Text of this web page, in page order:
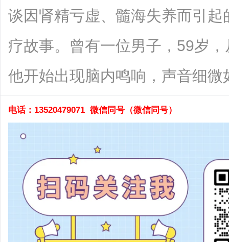
谈因肾精亏虚、髓海失养而引
疗故事。曾有一位男子，59岁
他开始出现脑内鸣响，声音细微
电话：13520479071 微信同号（微信同号）